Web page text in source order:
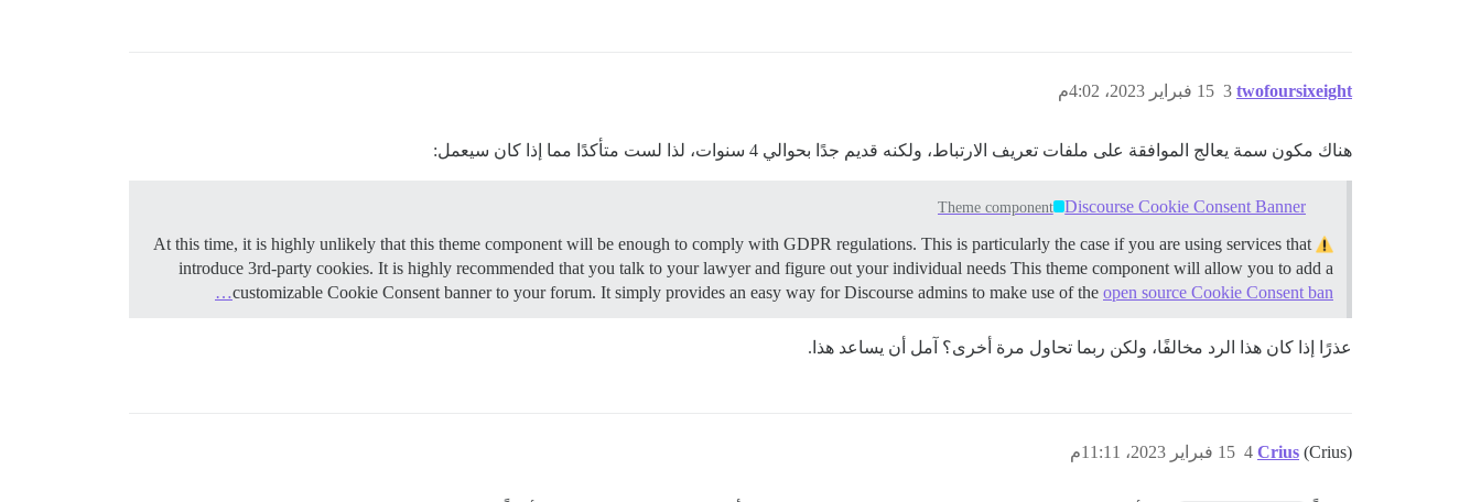
twofoursixeight 15 فبراير 2023، 4:02م 3
هناك مكون سمة يعالج الموافقة على ملفات تعريف الارتباط، ولكنه قديم جدًا بحوالي 4 سنوات، لذا لست متأكدًا مما إذا كان سيعمل:
Discourse Cookie Consent Banner
Theme component
At this time, it is highly unlikely that this theme component will be enough to comply with GDPR regulations. This is particularly the case if you are using services that
introduce 3rd-party cookies. It is highly recommended that you talk to your lawyer and figure out your individual needs This theme component will allow you to add a
customizable Cookie Consent banner to your forum. It simply provides an easy way for Discourse admins to make use of the open source Cookie Consent ban…
عذرًا إذا كان هذا الرد مخالفًا، ولكن ربما تحاول مرة أخرى؟ آمل أن يساعد هذا.
Crius (Crius) 15 فبراير 2023، 11:11م 4